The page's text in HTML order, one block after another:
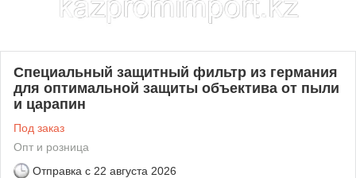
Специальный защитный фильтр из германия
для оптимальной защиты объектива от пыли
и царапин
Под заказ
Опт и розница
Отправка с 22 августа 2026